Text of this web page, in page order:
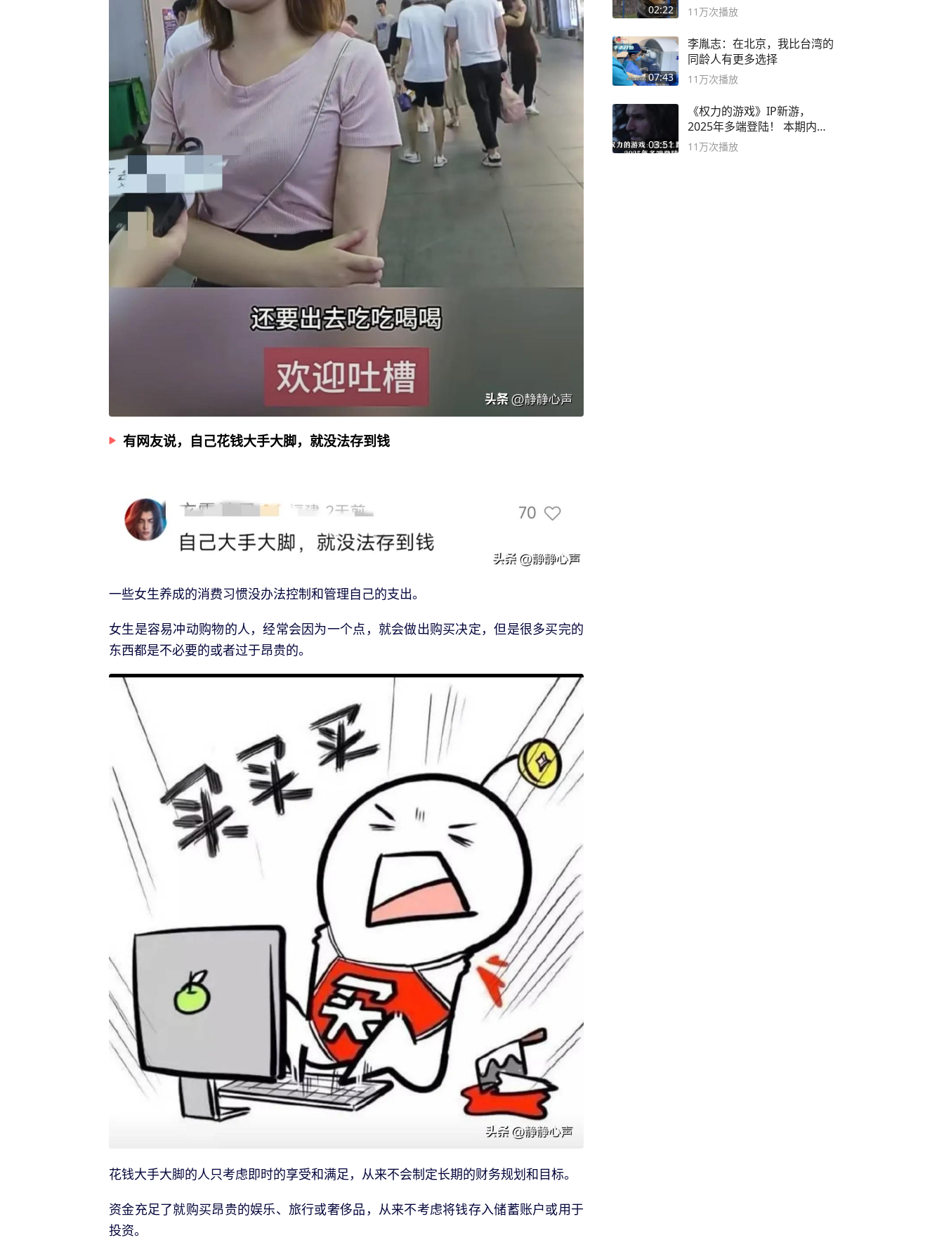
有网友说，自己花钱大手大脚，就没法存到钱
一些女生养成的消费习惯没办法控制和管理自己的支出。
女生是容易冲动购物的人，经常会因为一个点，就会做出购买决定，但是很多买完的
东西都是不必要的或者过于昂贵的。
花钱大手大脚的人只考虑即时的享受和满足，从来不会制定长期的财务规划和目标。
资金充足了就购买昂贵的娱乐、旅行或奢侈品，从来不考虑将钱存入储蓄账户或用于
投资。
02:22 11万次播放
07:43
李胤志：在北京，我比台湾的
同龄人有更多选择
11万次播放
03:51
《权力的游戏》IP新游，
2025年多端登陆！ 本期内容
概要
11万次播放